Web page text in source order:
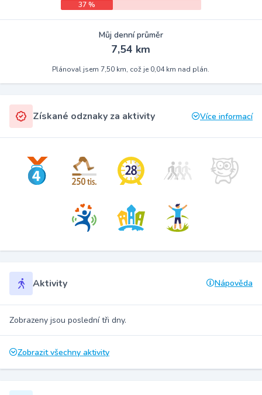
37 %
Můj denní průměr
7,54 km
Plánoval jsem 7,50 km, což je 0,04 km nad plán.
Získané odznaky za aktivity Více informací
Aktivity Nápověda
Zobrazeny jsou poslední tři dny.
Zobrazit všechny aktivity